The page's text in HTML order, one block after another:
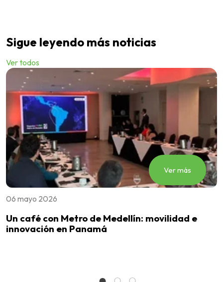
Sigue leyendo más noticias
Ver todos
Ver más
06 mayo 2026
Un café con Metro de Medellín: movilidad e
innovación en Panamá